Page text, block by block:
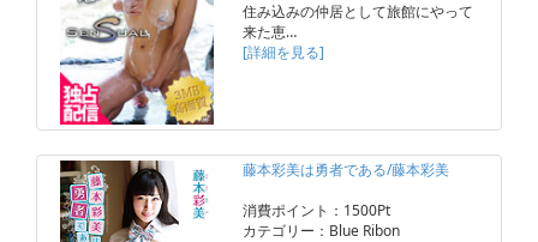
住み込みの仲居として旅館にやって
来た恵…
[詳細を見る]
藤本彩美は勇者である/藤本彩美
消費ポイント：1500Pt
カテゴリー：Blue Ribon